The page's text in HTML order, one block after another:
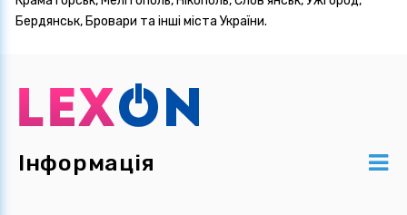
Бердянськ, Бровари та інші міста України.
Інформація